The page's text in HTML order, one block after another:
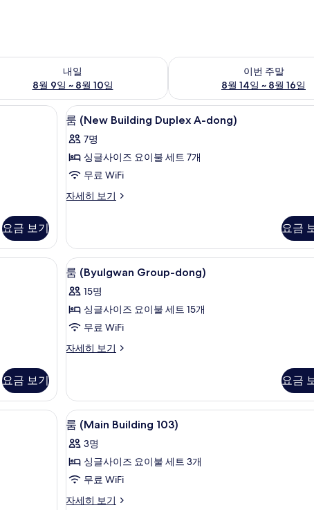
내일
8월 9일 ~ 8월 10일
약 가능 여부 확인, 8월 9일 ~ 8월 10일
이번 주말
8월 14일 ~ 8월 16일
이번 주말 예약 가능 여부 확인,
| 무료 WiFi, 침대 시트
요금 보기
룸
(New
Building
Duplex
A-
dong)
모
두
보
기
룸 (New Building Duplex
11
룸 (New Building Duplex A-dong)
7명
싱글사이즈 요이불 세트 7개
무료 WiFi
자세히 보기
룸
A-
dong)
자
세
히
보
요금
C-dong) | 무료 WiFi, 침대 시트
요금 보기
룸
(Byulgwan
Group-
dong)
사
진
보
기
룸 (Byulgwan Group-dong)
15
룸 (Byulgwan Group-dong)
15명
싱글사이즈 요이불 세트 15개
무료 WiFi
자세히 보기
룸
자
세
히
보
기
요금
floor + 107) | 무료 WiFi, 침대 시트
룸
(Main
Building
103)
사
진
룸 (Main Building 103) | 무
6
룸 (Main Building 103)
3명
싱글사이즈 요이불 세트 3개
무료 WiFi
자세히 보기
룸